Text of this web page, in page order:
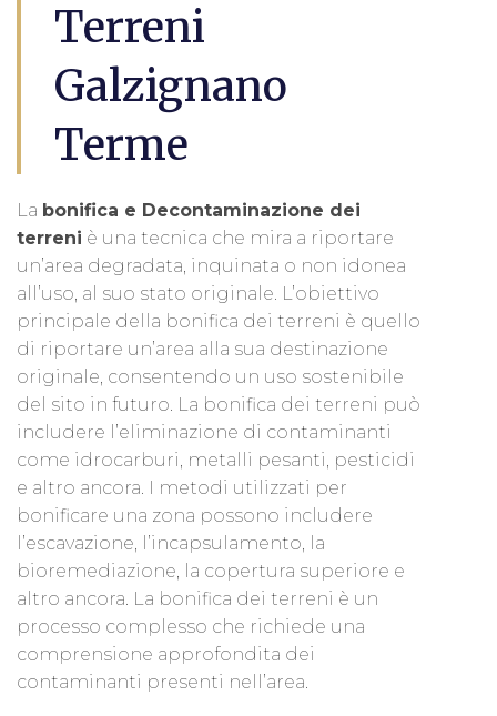
Terreni
Galzignano
Terme
La bonifica e Decontaminazione dei
terreni è una tecnica che mira a riportare
un’area degradata, inquinata o non idonea
all’uso, al suo stato originale. L’obiettivo
principale della bonifica dei terreni è quello
di riportare un’area alla sua destinazione
originale, consentendo un uso sostenibile
del sito in futuro. La bonifica dei terreni può
includere l’eliminazione di contaminanti
come idrocarburi, metalli pesanti, pesticidi
e altro ancora. I metodi utilizzati per
bonificare una zona possono includere
l’escavazione, l’incapsulamento, la
bioremediazione, la copertura superiore e
altro ancora. La bonifica dei terreni è un
processo complesso che richiede una
comprensione approfondita dei
contaminanti presenti nell’area.